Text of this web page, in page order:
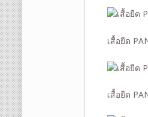
เสื้อยืด
เสื้อยืด